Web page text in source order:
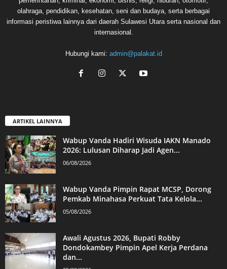
olahraga, pendidikan, kesehatan, seni dan budaya, serta berbagai
informasi peristiwa lainnya dari daerah Sulawesi Utara serta nasional dan
internasional.
Hubungi kami: admin@palakat.id
ARTIKEL LAINNYA
Wabup Vanda Hadiri Wisuda IAKN Manado
2026: Lulusan Diharap Jadi Agen...
06/08/2026
Wabup Vanda Pimpin Rapat MCSP, Dorong
Pemkab Minahasa Perkuat Tata Kelola...
05/08/2026
Awali Agustus 2026, Bupati Robby
Dondokambey Pimpin Apel Kerja Perdana
dan...